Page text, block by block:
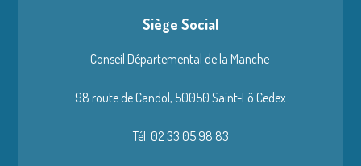
Siège Social
Conseil Départemental de la Manche
98 route de Candol, 50050 Saint-Lô Cedex
Tél. 02 33 05 98 83